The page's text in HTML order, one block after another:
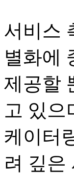
서비스
별화에
제공할
고 있으
케이터
려 깊은